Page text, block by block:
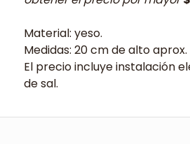
Material: yeso.
Medidas: 20 cm de alto aprox.
El precio incluye instalación
de sal.